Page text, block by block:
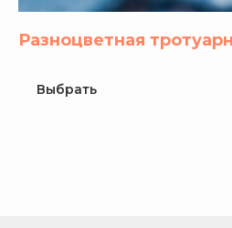
Разноцветная
Выбрать